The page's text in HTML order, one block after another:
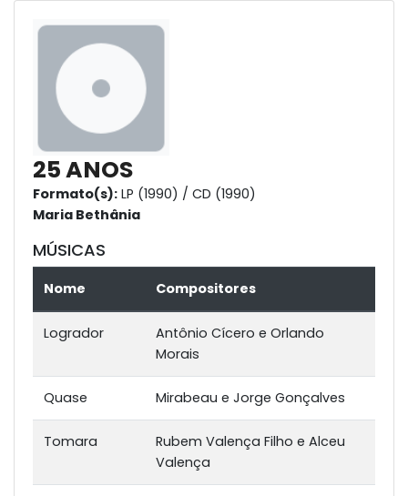
25 ANOS
Formato(s): LP (1990) / CD (1990)
Maria Bethânia
MÚSICAS
Nome Compositores
Logrador
Antônio Cícero e Orlando
Morais
Quase Mirabeau e Jorge Gonçalves
Tomara
Rubem Valença Filho e Alceu
Valença